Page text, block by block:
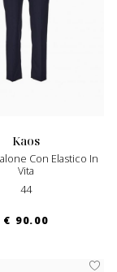
kaos
Vita
44
€ 90.00